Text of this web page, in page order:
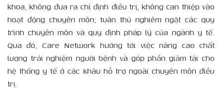
khoa, không đưa ra chỉ định điều trị, không can thiệp vào
hoạt động chuyên môn; tuân thủ nghiêm ngặt các quy
trình chuyên môn và quy định pháp lý của ngành y tế.
Qua đó, Care Network hướng tới việc nâng cao chất
lượng trải nghiệm người bệnh và góp phần giảm tải cho
hệ thống y tế ở các khâu hỗ trợ ngoài chuyên môn điều
trị.